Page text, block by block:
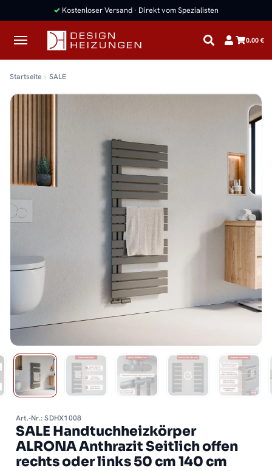
✓ Kostenloser Versand · Direkt vom Spezialisten
0,00 €
Startseite SALE
Art.-Nr.: SDHX1008
SALE Handtuchheizkörper
ALRONA Anthrazit Seitlich offen
rechts oder links 50 cm 140 cm